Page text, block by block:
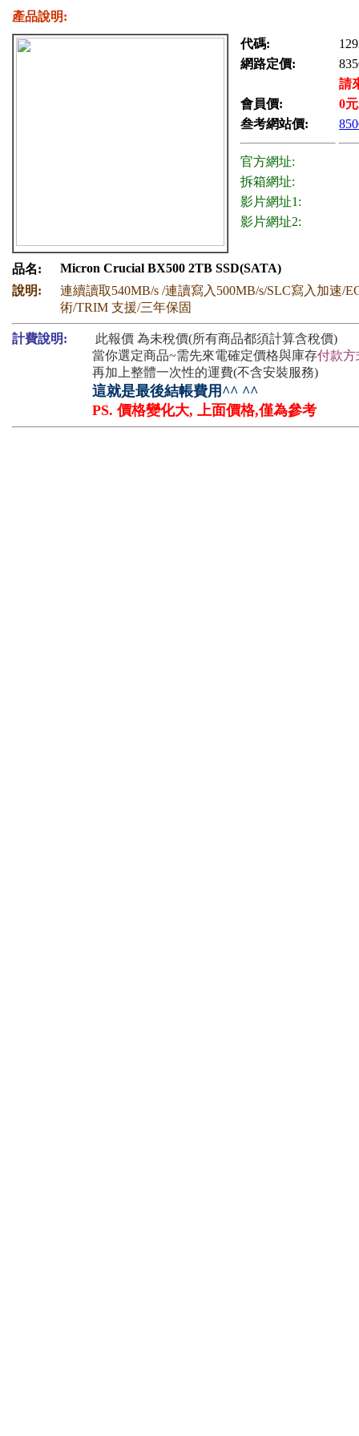
產品說明:
代碼:
網路定價:
請
會員價:
0
叁考網站價:
官方網址:
拆箱網址:
影片網址1:
影片網址2:
品名:
Micron Crucial BX500 2TB SSD(SATA)
說明:
連續讀取540MB/s /連讀寫入500MB/s/SLC寫入加速/
術/TRIM 支援/三年保固
計費說明:
此報價 為未稅價(所有商品都須計算含稅價)
當你選定商品~需先來電確定價格與庫存付款方
再加上整體一次性的運費(不含安裝服務)
這就是最後結帳費用^^ ^^
PS. 價格變化大, 上面價格,僅為參考